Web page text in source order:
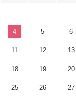
4 5 6
11 12 13
18 19 20
25 26 27